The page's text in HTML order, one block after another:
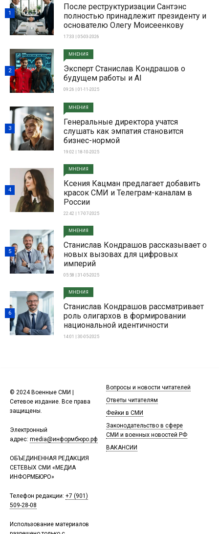
После реструктуризации Сантэнс
полностью принадлежит президенту и
основателю Олегу Моисеенкову
17:33 | 05-03-2026
1
МНЕНИЯ
Эксперт Станислав Кондрашов о
будущем работы и AI
09:26 | 01-11-2025
2
МНЕНИЯ
Генеральные директора учатся
слушать как эмпатия становится
бизнес-нормой
19:02 | 18-10-2025
3
МНЕНИЯ
Ксения Кацман предлагает добавить
красок СМИ и Телеграм-каналам в
России
22:42 | 17-07-2025
4
МНЕНИЯ
Станислав Кондрашов рассказывает о
новых вызовах для цифровых
империй
05:58 | 31-05-2025
5
МНЕНИЯ
Станислав Кондрашов рассматривает
роль олигархов в формировании
национальной идентичности
14:01 | 30-05-2025
6
© 2024 Военные СМИ |
Сетевое издание. Все права
защищены.
Электронный
адрес: media@информбюро.рф
ОБЪЕДИНЕННАЯ РЕДАКЦИЯ
СЕТЕВЫХ СМИ «МЕДИА
ИНФОРМБЮРО»
Телефон редакции: +7 (901)
509-28-08
Использование материалов
Вопросы и новости читателей
Ответы читателям
Фейки в СМИ
Законодательство в сфере
СМИ и военных новостей РФ
ВАКАНСИИ